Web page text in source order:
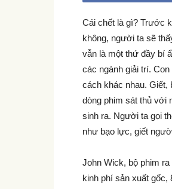
Cái chết là gì? Trước
không, người ta sẽ
vẫn là một thứ đầy bí
các ngành giải trí.
cách khác nhau. Giết,
dòng phim sát thủ với
sinh ra. Người ta gọi
như bạo lực, giết
John Wick, bộ phim
kinh phí sản xuất gốc,